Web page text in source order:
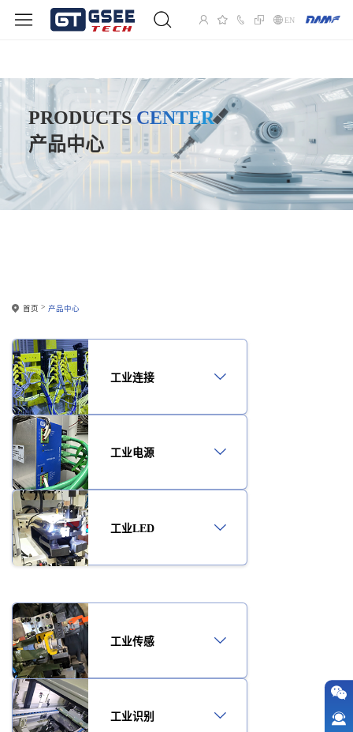
EN
PRODUCTSCENTER
产品中心
首页 产品中心
工业连接
工业电源
工业LED
工业传感
工业识别